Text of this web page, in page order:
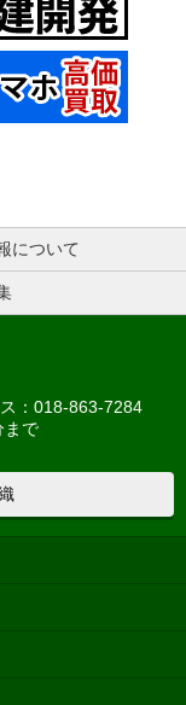
について
：018-863-7284
まで